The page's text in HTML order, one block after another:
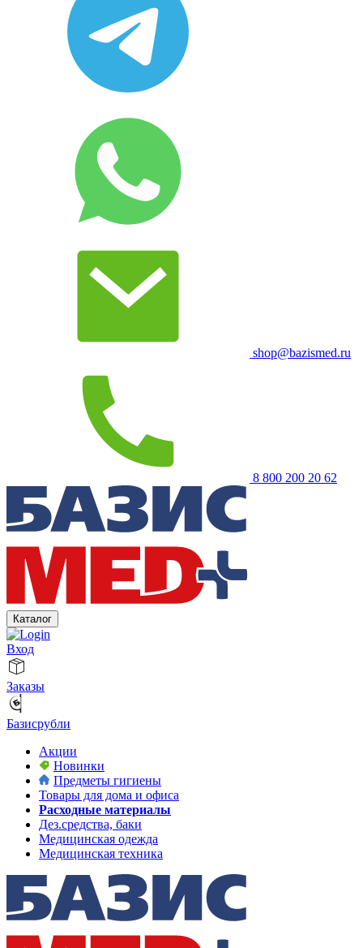
shop@bazismed.ru
8 800 200 20 62
Каталог
Вход
Заказы
Базисрубли
Акции
Новинки
Предметы гигиены
Товары для дома и офиса
Расходные материалы
Дез.средства, баки
Медицинская одежда
Медицинская техника